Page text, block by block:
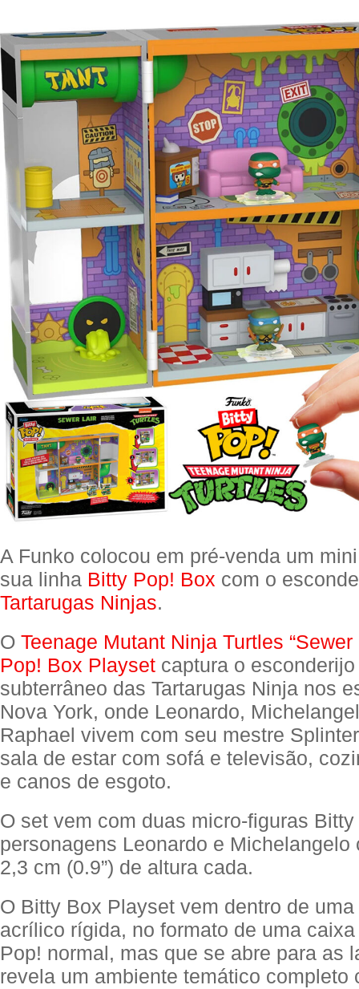
A Funko colocou em pré-venda um
sua linha Bitty Pop! Box com o
Tartarugas Ninjas.
O Teenage Mutant Ninja Turtles “Sewer
Pop! Box Playset captura o
subterrâneo das Tartarugas Ninja nos
Nova York, onde Leonardo,
Raphael vivem com seu mestre
sala de estar com sofá e televisão,
e canos de esgoto.
O set vem com duas micro-figuras
personagens Leonardo e Michelangelo
2,3 cm (0.9”) de altura cada.
O Bitty Box Playset vem dentro de
acrílico rígida, no formato de uma
Pop! normal, mas que se abre para as
revela um ambiente temático completo